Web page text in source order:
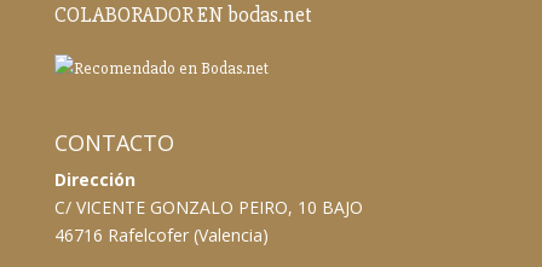
COLABORADOR EN bodas.net
CONTACTO
Dirección
C/ VICENTE GONZALO PEIRO, 10 BAJO
46716 Rafelcofer (Valencia)